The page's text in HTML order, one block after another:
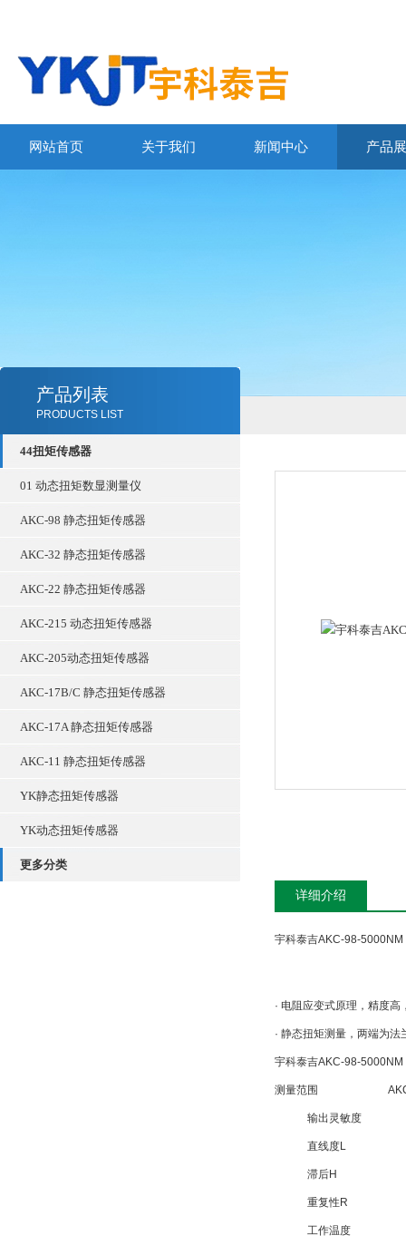
网站首页 关于我们 新闻中心 产品
产品列表
PRODUCTS LIST
44扭矩传感器
01 动态扭矩数显测量仪
AKC-98 静态扭矩传感器
AKC-32 静态扭矩传感器
AKC-22 静态扭矩传感器
AKC-215 动态扭矩传感器
AKC-205动态扭矩传感器
AKC-17B/C 静态扭矩传感器
AKC-17A 静态扭矩传感器
AKC-11 静态扭矩传感器
YK静态扭矩传感器
YK动态扭矩传感器
更多分类
详细介绍
宇科泰吉AKC-98-5000NM
· 电阻应变式原理，精度
· 静态扭矩测量，两端为法
宇科泰吉AKC-98-5000NM
测量范围
输出灵敏度
直线度L
滞后H
重复性R
工作温度